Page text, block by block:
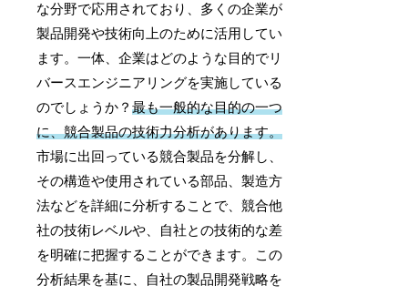
な分野で応用されており、多くの企業が
製品開発や技術向上のために活用してい
ます。一体、企業はどのような目的でリ
バースエンジニアリングを実施している
のでしょうか？最も一般的な目的の一つ
に、競合製品の技術力分析があります。
市場に出回っている競合製品を分解し、
その構造や使用されている部品、製造方
法などを詳細に分析することで、競合他
社の技術レベルや、自社との技術的な差
を明確に把握することができます。この
分析結果を基に、自社の製品開発戦略を